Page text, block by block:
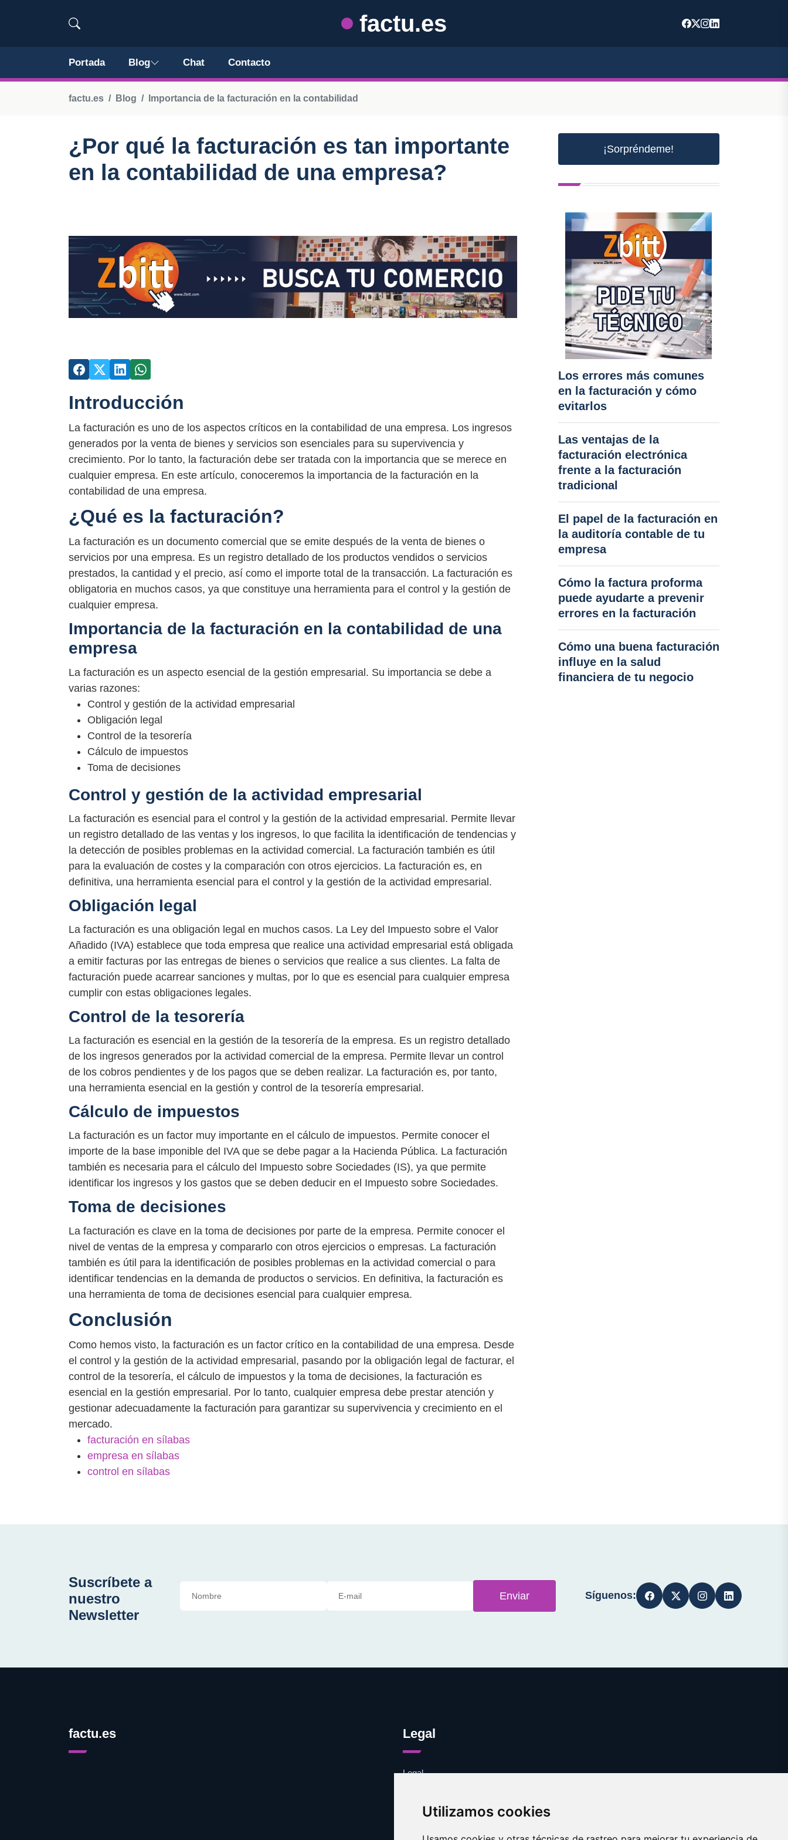
Utilizamos cookies
factu.es
Portada Blog Chat Contacto
factu.es Blog Importancia de la facturación en la contabilidad
¿Por qué la facturación es tan importante
en la contabilidad de una empresa?
Introducción
La facturación es uno de los aspectos críticos en la contabilidad de una empresa. Los ingresos
generados por la venta de bienes y servicios son esenciales para su supervivencia y
crecimiento. Por lo tanto, la facturación debe ser tratada con la importancia que se merece en
cualquier empresa. En este artículo, conoceremos la importancia de la facturación en la
contabilidad de una empresa.
¿Qué es la facturación?
La facturación es un documento comercial que se emite después de la venta de bienes o
servicios por una empresa. Es un registro detallado de los productos vendidos o servicios
prestados, la cantidad y el precio, así como el importe total de la transacción. La facturación es
obligatoria en muchos casos, ya que constituye una herramienta para el control y la gestión de
cualquier empresa.
Importancia de la facturación en la contabilidad de una
empresa
La facturación es un aspecto esencial de la gestión empresarial. Su importancia se debe a
varias razones:
Control y gestión de la actividad empresarial
Obligación legal
Control de la tesorería
Cálculo de impuestos
Toma de decisiones
Control y gestión de la actividad empresarial
La facturación es esencial para el control y la gestión de la actividad empresarial. Permite llevar
un registro detallado de las ventas y los ingresos, lo que facilita la identificación de tendencias y
la detección de posibles problemas en la actividad comercial. La facturación también es útil
para la evaluación de costes y la comparación con otros ejercicios. La facturación es, en
definitiva, una herramienta esencial para el control y la gestión de la actividad empresarial.
Obligación legal
La facturación es una obligación legal en muchos casos. La Ley del Impuesto sobre el Valor
Añadido (IVA) establece que toda empresa que realice una actividad empresarial está obligada
a emitir facturas por las entregas de bienes o servicios que realice a sus clientes. La falta de
facturación puede acarrear sanciones y multas, por lo que es esencial para cualquier empresa
cumplir con estas obligaciones legales.
Control de la tesorería
La facturación es esencial en la gestión de la tesorería de la empresa. Es un registro detallado
de los ingresos generados por la actividad comercial de la empresa. Permite llevar un control
de los cobros pendientes y de los pagos que se deben realizar. La facturación es, por tanto,
una herramienta esencial en la gestión y control de la tesorería empresarial.
Cálculo de impuestos
La facturación es un factor muy importante en el cálculo de impuestos. Permite conocer el
importe de la base imponible del IVA que se debe pagar a la Hacienda Pública. La facturación
también es necesaria para el cálculo del Impuesto sobre Sociedades (IS), ya que permite
identificar los ingresos y los gastos que se deben deducir en el Impuesto sobre Sociedades.
Toma de decisiones
La facturación es clave en la toma de decisiones por parte de la empresa. Permite conocer el
nivel de ventas de la empresa y compararlo con otros ejercicios o empresas. La facturación
también es útil para la identificación de posibles problemas en la actividad comercial o para
identificar tendencias en la demanda de productos o servicios. En definitiva, la facturación es
una herramienta de toma de decisiones esencial para cualquier empresa.
Conclusión
Como hemos visto, la facturación es un factor crítico en la contabilidad de una empresa. Desde
el control y la gestión de la actividad empresarial, pasando por la obligación legal de facturar, el
control de la tesorería, el cálculo de impuestos y la toma de decisiones, la facturación es
esencial en la gestión empresarial. Por lo tanto, cualquier empresa debe prestar atención y
gestionar adecuadamente la facturación para garantizar su supervivencia y crecimiento en el
mercado.
facturación en sílabas
empresa en sílabas
control en sílabas
¡Sorpréndeme!
Los errores más comunes
en la facturación y cómo
evitarlos
Las ventajas de la
facturación electrónica
frente a la facturación
tradicional
El papel de la facturación en
la auditoría contable de tu
empresa
Cómo la factura proforma
puede ayudarte a prevenir
errores en la facturación
Cómo una buena facturación
influye en la salud
financiera de tu negocio
Suscríbete a
nuestro
Newsletter
Enviar Síguenos:
factu.es Legal
Legal
Contacto